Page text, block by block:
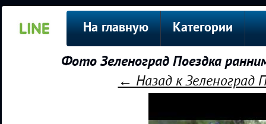
На главную Категории
Фото Зеленоград Поездка
← Назад к Зеленоград